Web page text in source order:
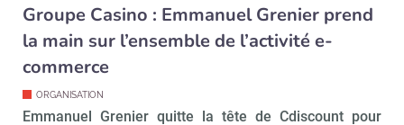
Groupe Casino : Emmanuel Grenier prend
la main sur l’ensemble de l’activité e-
commerce
ORGANISATION
Emmanuel Grenier quitte la tête de Cdiscount pour